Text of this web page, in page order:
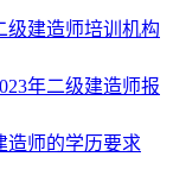
级建造师培训机构
年二级建造师报
造师的学历要求